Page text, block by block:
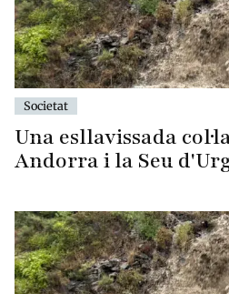
Societat
Una esllavissada
Andorra i la Seu